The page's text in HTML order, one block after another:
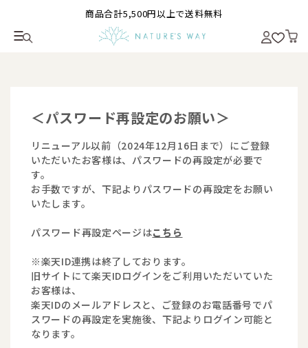
商品合計5,500円以上で送料無料
＜パスワード再設定のお願い＞
リニューアル以前（2024年12月16日まで）にご登録
いただいたお客様は、パスワードの再設定が必要で
す。
お手数ですが、下記よりパスワードの再設定をお願い
いたします。
パスワード再設定ページはこちら
※楽天ID連携は終了しております。
旧サイトにて楽天IDログインをご利用いただいていた
お客様は、
楽天IDのメールアドレスと、ご登録のお電話番号でパ
スワードの再設定を実施後、下記よりログイン可能と
なります。